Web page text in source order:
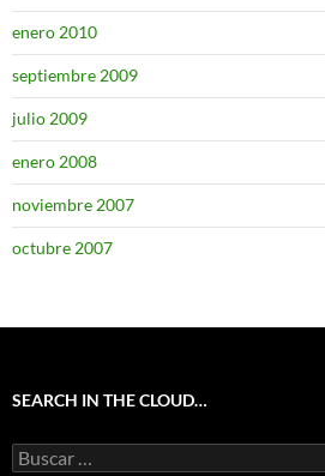
enero 2010
septiembre 2009
julio 2009
enero 2008
noviembre 2007
octubre 2007
SEARCH IN THE CLOUD…
Buscar: